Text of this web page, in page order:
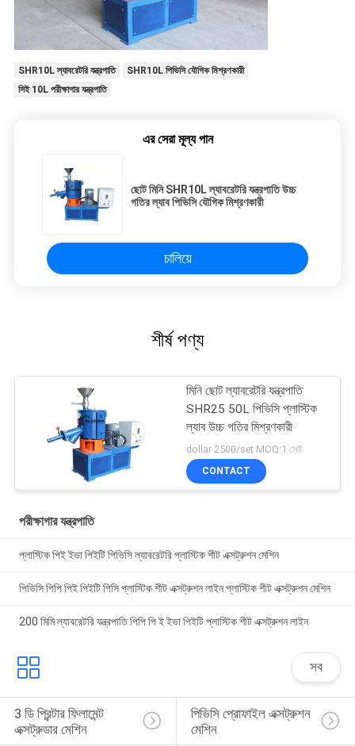
SHR10L ল্যাবরেটরি যন্ত্রপাতি
SHR10L পিভিসি যৌগিক মিশ্রণকারী
সিই 10L পরীক্ষাগার যন্ত্রপাতি
এর সেরা মূল্য পান
ছোট মিনি SHR10L ল্যাবরেটরি যন্ত্রপাতি উচ্চ
গতির ল্যাব পিভিসি যৌগিক মিশ্রণকারী
চালিয়ে
শীর্ষ পণ্য
মিনি ছোট ল্যাবরেটরি যন্ত্রপাতি
SHR25 50L পিভিসি প্লাস্টিক
ল্যাব উচ্চ গতির মিশ্রণকারী
dollar 2500/set MOQ:1 সেট
CONTACT
পরীক্ষাগার যন্ত্রপাতি
প্লাস্টিক পিই ইভা পিইটি পিভিসি ল্যাবরেটরি প্লাস্টিক শীট এক্সট্রুশন মেশিন
পিভিসি পিপি পিই পিইটি পিসি প্লাস্টিক শীট এক্সট্রুশন লাইন প্লাস্টিক শীট এক্সট্রুশন মেশিন
200 মিমি ল্যাবরেটরি যন্ত্রপাতি পিপি পি ই ইভা পিইটি প্লাস্টিক শীট এক্সট্রুশন লাইন
সব
3 ডি প্রিন্টার ফিলামেন্ট
এক্সট্রুডার মেশিন
পিভিসি প্রোফাইল এক্সট্রুশন
মেশিন